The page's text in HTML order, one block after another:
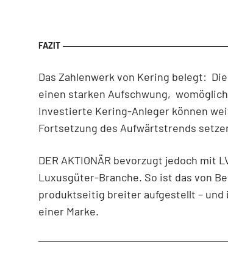
Das Zahlenwerk von Kering belegt:
einen starken Aufschwung,
Investierte Kering-Anleger können
Fortsetzung des Aufwärtstrends
DER AKTIONÄR bevorzugt jedoch mit
Luxusgüter-Branche. So ist das von
produktseitig breiter aufgestellt – und
einer Marke.